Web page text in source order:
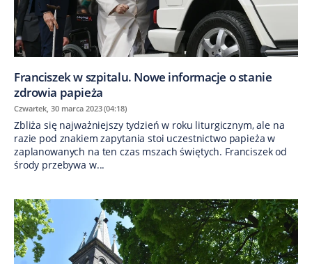
Franciszek w szpitalu. Nowe informacje o stanie
zdrowia papieża
Czwartek, 30 marca 2023 (04:18)
Zbliża się najważniejszy tydzień w roku liturgicznym, ale na
razie pod znakiem zapytania stoi uczestnictwo papieża w
zaplanowanych na ten czas mszach świętych. Franciszek od
środy przebywa w...